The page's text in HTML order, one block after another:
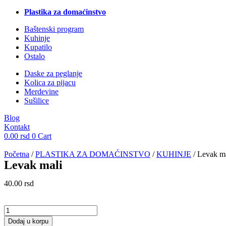
Plastika za domaćinstvo
Baštenski program
Kuhinje
Kupatilo
Ostalo
Daske za peglanje
Kolica za pijacu
Merdevine
Sušilice
Blog
Kontakt
0.00 rsd 0 Cart
Početna /PLASTIKA ZA DOMAĆINSTVO /KUHINJE / Levak
Levak mali
40.00 rsd
Levak
mali
Dodaj u korpu